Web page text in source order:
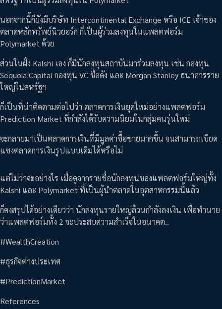
นอกจากนี้ก็ยังมีบริษัท Intercontinental Exchange หรือ ICE เจ้าของ
ตลาดหลักทรัพย์นิวยอร์ก ก็เป็นผู้ร่วมลงทุนในแพลตฟอร์ม
Polymarket ด้วย
ส่วนในฝั่ง Kalshi เอง ก็มีนักลงทุนสถาบันมาร่วมลงทุน เช่น กองทุน
Sequoia Capital กองทุน VC ชื่อดัง และ Morgan Stanley ธนาคารราย
ใหญ่ในสหรัฐฯ
ก็เป็นที่น่าติดตามต่อไปว่า ตลาดการเงินยุคใหม่อย่างแพลตฟอร์ม
Prediction Market ที่กำลังได้รับความนิยมในกลุ่มคนรุ่นใหม่
จะกลายมาเป็นตลาดการเงินที่มีมูลค่าซื้อขายมากขึ้น จนสามารถเบียด
แซงตลาดการเงินรูปแบบเดิมได้หรือไม่
แต่ไม่ว่าจะอย่างไร เมื่อดูจากรายชื่อนักลงทุนของแพลตฟอร์มใหญ่ทั้ง
Kalshi และ Polymarket ที่เป็นผู้นำตลาดในอุตสาหกรรมนี้แล้ว
ก็คงสรุปได้อย่างเดียวว่า นักลงทุนรายใหญ่ล้วนกำลังลงเงิน เพื่อทำนาย
ว่าแพลตฟอร์มทั้ง 2 จะประสบความสำเร็จในอนาคต..
#WealthCreation
#ธุรกิจต่างประเทศ
#PredictionMarket
References